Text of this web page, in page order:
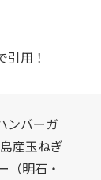
用！
ンバーガ
産玉ねぎ
（明石・